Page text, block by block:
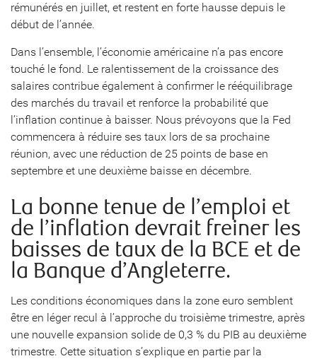
rémunérés en juillet, et restent en forte hausse depuis le
début de l’année.
Dans l’ensemble, l’économie américaine n’a pas encore
touché le fond. Le ralentissement de la croissance des
salaires contribue également à confirmer le rééquilibrage
des marchés du travail et renforce la probabilité que
l’inflation continue à baisser. Nous prévoyons que la Fed
commencera à réduire ses taux lors de sa prochaine
réunion, avec une réduction de 25 points de base en
septembre et une deuxième baisse en décembre.
La bonne tenue de l’emploi et
de l’inflation devrait freiner les
baisses de taux de la BCE et de
la Banque d’Angleterre.
Les conditions économiques dans la zone euro semblent
être en léger recul à l’approche du troisième trimestre, après
une nouvelle expansion solide de 0,3 % du PIB au deuxième
trimestre. Cette situation s’explique en partie par la